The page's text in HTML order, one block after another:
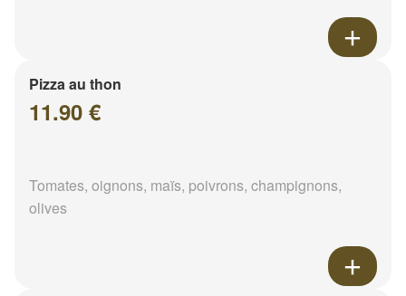
Pizza au thon
11.90 €
Tomates, oignons, maïs, poivrons, champignons,
olives